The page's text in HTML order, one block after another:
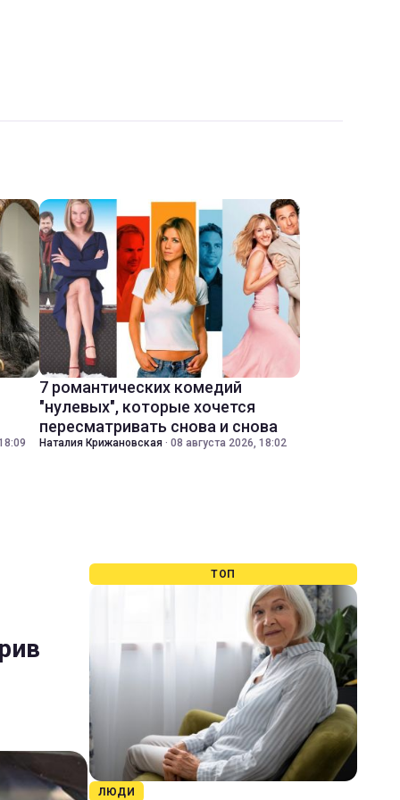
7 романтических комедий
"нулевых", которые хочется
пересматривать снова и снова
Наталия Крижановская · 08 августа 2026, 18:02
ТОП
ЛЮДИ